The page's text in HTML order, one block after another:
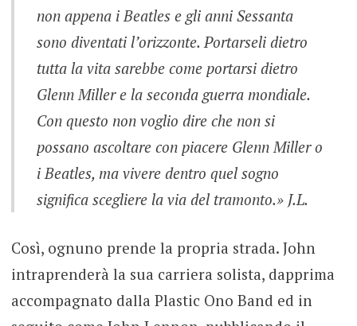
non appena i Beatles e gli anni Sessanta
sono diventati l’orizzonte. Portarseli dietro
tutta la vita sarebbe come portarsi dietro
Glenn Miller e la seconda guerra mondiale.
Con questo non voglio dire che non si
possano ascoltare con piacere Glenn Miller o
i Beatles, ma vivere dentro quel sogno
significa scegliere la via del tramonto.» J.L.
Così, ognuno prende la propria strada. John
intraprenderà la sua carriera solista, dapprima
accompagnato dalla Plastic Ono Band ed in